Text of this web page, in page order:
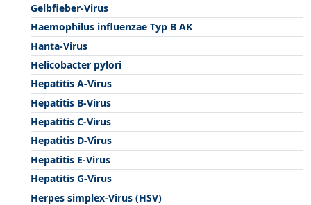
Gelbfieber-Virus
Haemophilus influenzae Typ B AK
Hanta-Virus
Helicobacter pylori
Hepatitis A-Virus
Hepatitis B-Virus
Hepatitis C-Virus
Hepatitis D-Virus
Hepatitis E-Virus
Hepatitis G-Virus
Herpes simplex-Virus (HSV)